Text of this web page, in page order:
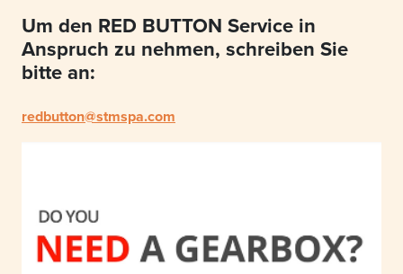
Um den RED BUTTON Service in
Anspruch zu nehmen, schreiben Sie
bitte an:
redbutton@stmspa.com